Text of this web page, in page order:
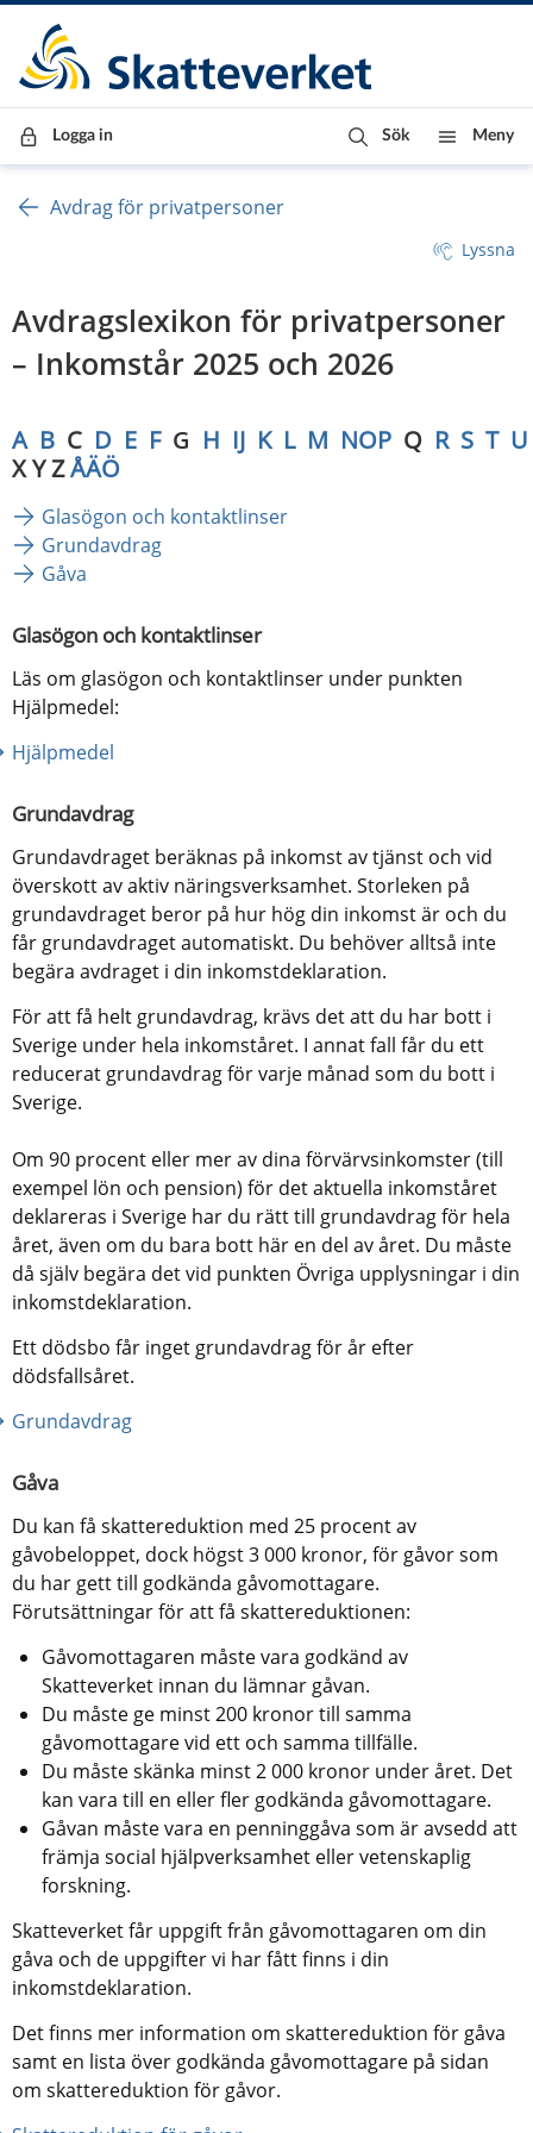
Till innehåll
Till navigationen
Till chattrobot
Logga in Sök Meny
Avdrag för privatpersoner
Lyssna
Avdragslexikon för privatpersoner
– Inkomstår 2025 och 2026
A B C D E F G H IJ K L M NOP Q R S T U
X Y Z ÅÄÖ
Glasögon och kontaktlinser
Grundavdrag
Gåva
Glasögon och kontaktlinser
Läs om glasögon och kontaktlinser under punkten
Hjälpmedel:
Hjälpmedel
Grundavdrag
Grundavdraget beräknas på inkomst av tjänst och vid
överskott av aktiv näringsverksamhet. Storleken på
grundavdraget beror på hur hög din inkomst är och du
får grundavdraget automatiskt. Du behöver alltså inte
begära avdraget i din inkomstdeklaration.
För att få helt grundavdrag, krävs det att du har bott i
Sverige under hela inkomståret. I annat fall får du ett
reducerat grundavdrag för varje månad som du bott i
Sverige.
Om 90 procent eller mer av dina förvärvsinkomster (till
exempel lön och pension) för det aktuella inkomståret
deklareras i Sverige har du rätt till grundavdrag för hela
året, även om du bara bott här en del av året. Du måste
då själv begära det vid punkten Övriga upplysningar i din
inkomstdeklaration.
Ett dödsbo får inget grundavdrag för år efter
dödsfallsåret.
Grundavdrag
Gåva
Du kan få skattereduktion med 25 procent av
gåvobeloppet, dock högst 3 000 kronor, för gåvor som
du har gett till godkända gåvomottagare.
Förutsättningar för att få skattereduktionen:
Gåvomottagaren måste vara godkänd av
Skatteverket innan du lämnar gåvan.
Du måste ge minst 200 kronor till samma
gåvomottagare vid ett och samma tillfälle.
Du måste skänka minst 2 000 kronor under året. Det
kan vara till en eller fler godkända gåvomottagare.
Gåvan måste vara en penninggåva som är avsedd att
främja social hjälpverksamhet eller vetenskaplig
forskning.
Skatteverket får uppgift från gåvomottagaren om din
gåva och de uppgifter vi har fått finns i din
inkomstdeklaration.
Det finns mer information om skattereduktion för gåva
samt en lista över godkända gåvomottagare på sidan
om skattereduktion för gåvor.